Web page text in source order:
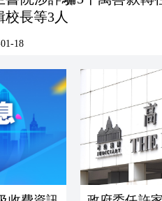
校長等3人
18